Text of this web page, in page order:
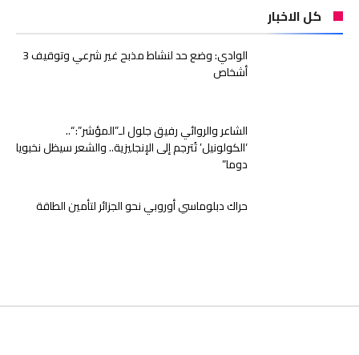
كل الاخبار
الوادي: وضع حد لنشاط مذبح غير شرعي وتوقيف 3
أشخاص
الشاعر والروائي رفيق جلول لـ”المؤشر”: “..
‘الكولونيل’ تُترجم إلى الإنجليزية.. والشعر سيظل نخبويا
دوما”
حراك دبلوماسي أوروبي نحو الجزائر لتأمين الطاقة